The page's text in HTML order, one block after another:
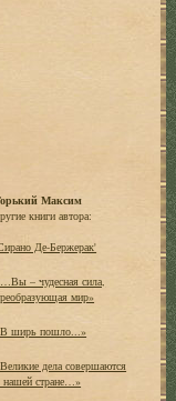
Максим
книги автора:
Де-Бержерак'
– чудесная сила,
мир»
ширь пошло...»
дела совершаются
нашей стране…»